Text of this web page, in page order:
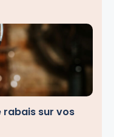
rabais sur vos